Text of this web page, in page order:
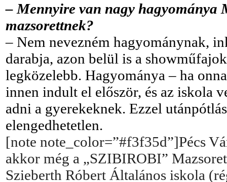
– Mennyire van nagy hagyománya
mazsorettnek?
– Nem nevezném hagyománynak,
darabja, azon belül is a
legközelebb. Hagyománya – ha
innen indult el először, és az iskola
adni a gyerekeknek. Ezzel
elengedhetetlen.
[note note_color=”#f3f35d”]Pécs
akkor még a „SZIBIROBI”
Szieberth Róbert Általános iskola